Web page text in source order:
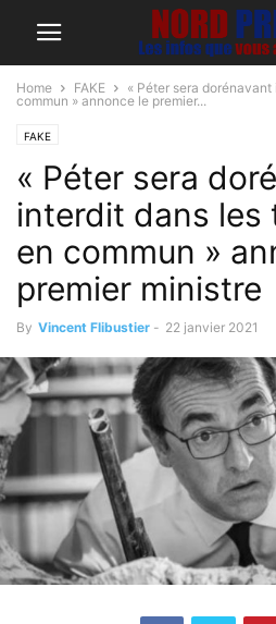
Home FAKE
« Péter sera
commun » annonce le premier...
FAKE
« Péter sera
interdit dans les
en commun »
premier ministre
By Vincent Flibustier - 22 janvier 2021